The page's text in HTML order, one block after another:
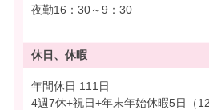
夜勤16：30～9：30
休日、休暇
年間休日 111日
4週7休+祝日+年末年始休暇5日（